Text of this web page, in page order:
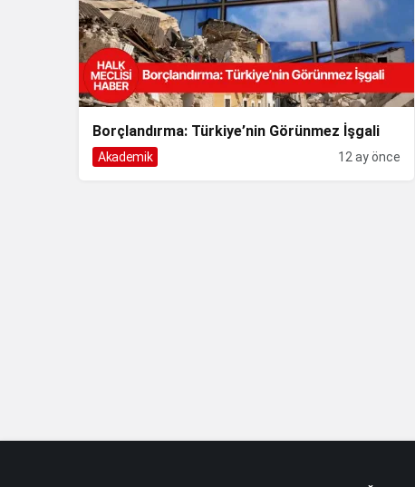
Borçlandırma: Türkiye’nin Görünmez İşgali
Akademik 12 ay önce